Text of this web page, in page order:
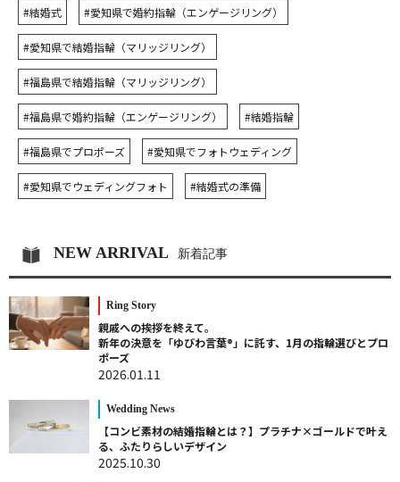
#結婚式 #愛知県で婚約指輪（エンゲージリング）
#愛知県で結婚指輪（マリッジリング）
#福島県で結婚指輪（マリッジリング）
#福島県で婚約指輪（エンゲージリング） #結婚指輪
#福島県でプロポーズ #愛知県でフォトウェディング
#愛知県でウェディングフォト #結婚式の準備
NEW ARRIVAL 新着記事
Ring Story
親戚への挨拶を終えて。
新年の決意を「ゆびわ言葉®」に託す、1月の指輪選びとプロ
ポーズ
2026.01.11
Wedding News
【コンビ素材の結婚指輪とは？】プラチナ×ゴールドで叶え
る、ふたりらしいデザイン
2025.10.30